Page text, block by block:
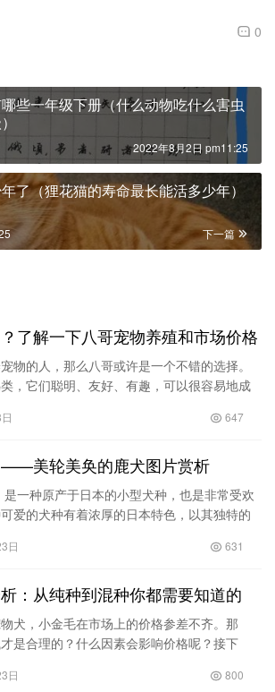
0
些一年级下册（什么动物吃什么害虫
2022年8月2日 pm11:25
了（狸花猫的寿命最长能活多少年）
下一篇
了解一下八哥宠物养殖和市场价格
物的人，那么八哥或许是一个不错的选择。
，它们聪明、友好、有趣，可以很容易地成
647
美轮美奂的鹿犬图片赏析
一种原产于日本的小型犬种，也是非常受欢
爱的犬种有着浓厚的日本特色，以其独特的
日 631
：从纯种到混种你都需要知道的
犬，小金毛在市场上的价格参差不齐。那
是合理的？什么因素会影响价格呢？接下
日 800